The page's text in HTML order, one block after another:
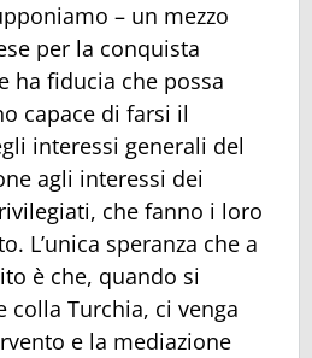
– un mezzo
per la conquista
ha fiducia che possa
capace di farsi il
interessi generali del
agli interessi dei
che fanno i loro
L’unica speranza che a
è che, quando si
colla Turchia, ci venga
e la mediazione